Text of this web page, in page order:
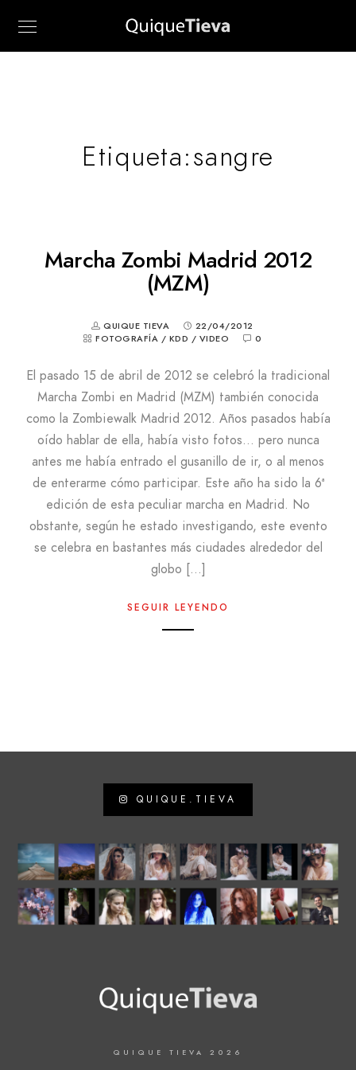
Etiqueta:sangre
Marcha Zombi Madrid 2012
(MZM)
QUIQUE TIEVA
22/04/2012
FOTOGRAFÍA / KDD / VIDEO 0
El pasado 15 de abril de 2012 se celebró la tradicional
Marcha Zombi en Madrid (MZM) también conocida
como la Zombiewalk Madrid 2012. Años pasados había
oído hablar de ella, había visto fotos… pero nunca
antes me había entrado el gusanillo de ir, o al menos
de enterarme cómo participar. Este año ha sido la 6ª
edición de esta peculiar marcha en Madrid. No
obstante, según he estado investigando, este evento
se celebra en bastantes más ciudades alrededor del
globo […]
SEGUIR LEYENDO
QUIQUE.TIEVA
QUIQUE TIEVA 2026